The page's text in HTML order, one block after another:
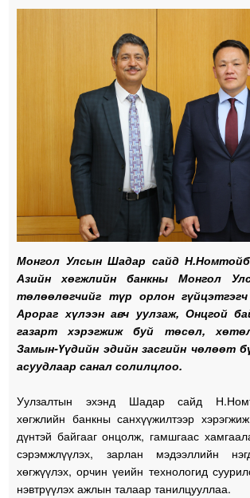
Монгол Улсын Шадар сайд
Азийн хөгжлийн банкны Монгол
төлөөлөгчийг түр орлон
Арораг хүлээн авч уулзаж, Онцгой
газарт хэрэгжиж буй төсөл,
Замын-Үүдийн эдийн засгийн чөлөөт
асуудлаар санал солилцлоо.
Уулзалтын эхэнд Шадар сайд
хөгжлийн банкны санхүүжилтээр
дүнтэй байгааг онцолж, гамшгаас
сэрэмжлүүлэх, зарлан мэдээллийн
хөгжүүлэх, орчин үеийн технологид
нэвтрүүлэх ажлын талаар танилцууллаа.